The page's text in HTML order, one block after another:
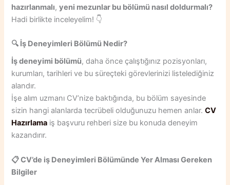
hazırlanmalı,yeni mezunlar bu bölümü nasıl doldurmalı?
Hadi birlikte inceleyelim! 👇
🔍 İş Deneyimleri Bölümü Nedir?
İş deneyimi bölümü, daha önce çalıştığınız pozisyonları,
kurumları, tarihleri ve bu süreçteki görevlerinizi listelediğiniz
alandır.
İşe alım uzmanı CV’nize baktığında, bu bölüm sayesinde
sizin hangi alanlarda tecrübeli olduğunuzu hemen anlar.CV
Hazırlama iş başvuru rehberi size bu konuda deneyim
kazandırır.
📋 CV’de iş Deneyimleri Bölümünde Yer Alması Gereken
Bilgiler